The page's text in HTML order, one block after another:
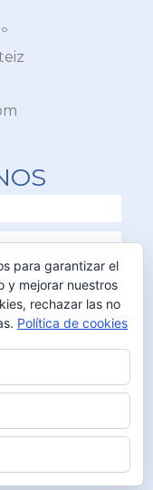
para garantizar el
y mejorar nuestros
rechazar las no
Política de cookies